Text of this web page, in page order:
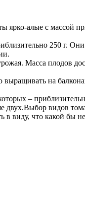
алые с массой
250 г.
Масса плодов
на
–
двух.Выбор видов
виду, что какой бы